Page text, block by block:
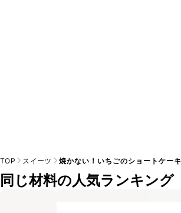
TOP スイーツ 焼かない！いちごのショートケーキ
同じ材料の人気ランキング